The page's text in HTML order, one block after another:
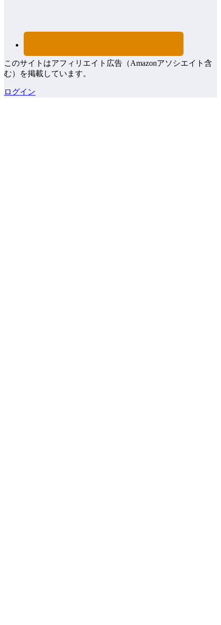
このサイトはアフィリエイト広告（Amazonアソシエイト含
む）を掲載しています。
ログイン